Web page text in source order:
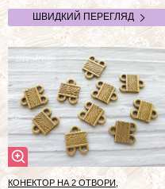
ШВИДКИЙ ПЕРЕГЛЯД
КОНЕКТОР НА 2 ОТВОРИ,